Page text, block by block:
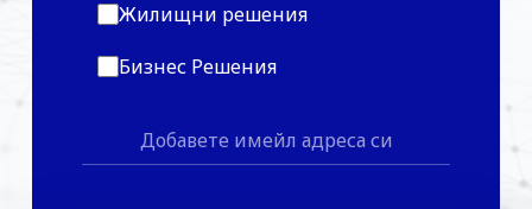
Жилищни решения
Бизнес Решения